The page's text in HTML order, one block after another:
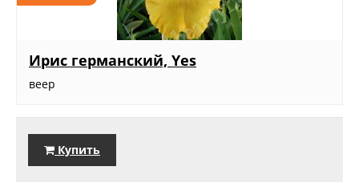
Ирис германский, Yes
веер
Купить